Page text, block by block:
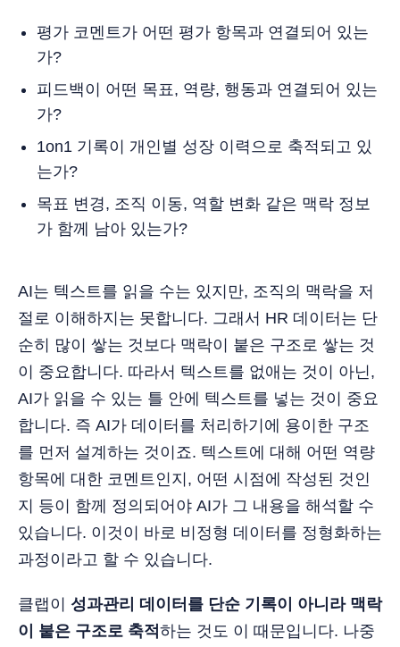
평가 코멘트가 어떤 평가 항목과 연결되어 있는
가?
피드백이 어떤 목표, 역량, 행동과 연결되어 있는
가?
1on1 기록이 개인별 성장 이력으로 축적되고 있
는가?
목표 변경, 조직 이동, 역할 변화 같은 맥락 정보
가 함께 남아 있는가?
AI는 텍스트를 읽을 수는 있지만, 조직의 맥락을 저
절로 이해하지는 못합니다. 그래서 HR 데이터는 단
순히 많이 쌓는 것보다 맥락이 붙은 구조로 쌓는 것
이 중요합니다. 따라서 텍스트를 없애는 것이 아닌,
AI가 읽을 수 있는 틀 안에 텍스트를 넣는 것이 중요
합니다. 즉 AI가 데이터를 처리하기에 용이한 구조
를 먼저 설계하는 것이죠. 텍스트에 대해 어떤 역량
항목에 대한 코멘트인지, 어떤 시점에 작성된 것인
지 등이 함께 정의되어야 AI가 그 내용을 해석할 수
있습니다. 이것이 바로 비정형 데이터를 정형화하는
과정이라고 할 수 있습니다.
클랩이 성과관리 데이터를 단순 기록이 아니라 맥락
이 붙은 구조로 축적 하는 것도 이 때문입니다. 나중